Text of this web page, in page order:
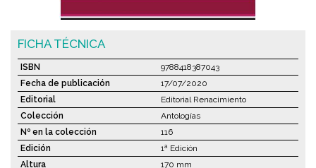
FICHA TÉCNICA
ISBN
9788418387043
Fecha de publicación
17/07/2020
Editorial
Editorial Renacimiento
Colección
Antologías
Nº en la colección
116
Edición
1ª Edición
Altura
170 mm